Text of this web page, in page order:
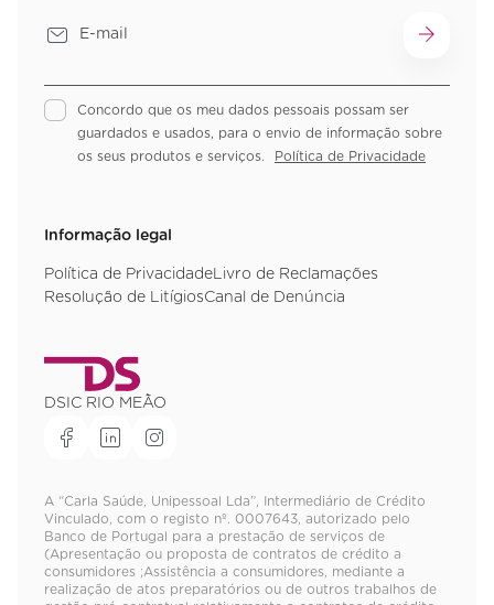
Concordo que os meu dados pessoais possam ser
guardados e usados, para o envio de informação sobre
os seus produtos e serviços.
Política de Privacidade
Informação legal
Política de Privacidade Livro de Reclamações
Resolução de LitígiosCanal de Denúncia
DSIC RIO MEÃO
A “Carla Saúde, Unipessoal Lda”, Intermediário de Crédito
Vinculado, com o registo nº. 0007643, autorizado pelo
Banco de Portugal para a prestação de serviços de
(Apresentação ou proposta de contratos de crédito a
consumidores ;Assistência a consumidores, mediante a
realização de atos preparatórios ou de outros trabalhos de